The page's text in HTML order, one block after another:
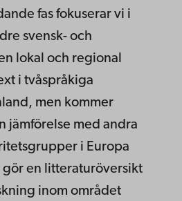
fas fokuserar vi i
svensk- och
lokal och regional
i tvåspråkiga
men kommer
jämförelse med andra
i Europa
gör en litteraturöversikt
inom området